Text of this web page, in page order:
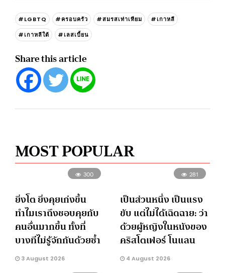
#LGBTQ #ครอบครัว #สมรสเท่าเทียม
#เกาหลี
#เกาหลีใต้
#เลสเบี้ยน
Share this article
MOST POPULAR
300
ยิ่งโต ยิ่งคุยเก่งขึ้น
ทำไมเราถึงชอบคุยกับ
คนอื่นมากขึ้น ทั้งที่
บางทีไม่รู้จักกันด้วยซ้ำ
3 August 2026
281
เป็นส่วนหนึ่ง เป็นแรง
ขับ แต่ไม่ได้เฉิดฉาย: ว่า
ด้วยผู้หญิงในหนังของ
คริสโตเฟอร์ โนแลน
4 August 2026